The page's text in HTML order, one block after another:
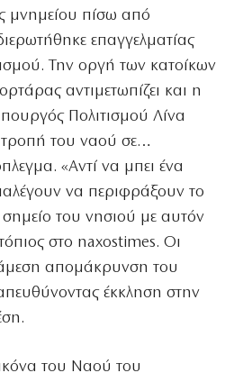
μνημείου πίσω από
επαγγελματίας
Την οργή των κατοίκων
αντιμετωπίζει και η
Πολιτισμού Λίνα
του ναού σε…
«Αντί να μπει ένα
να περιφράξουν το
του νησιού με αυτόν
στο naxostimes. Οι
άμεση απομάκρυνση του
έκκληση στην
του Ναού του